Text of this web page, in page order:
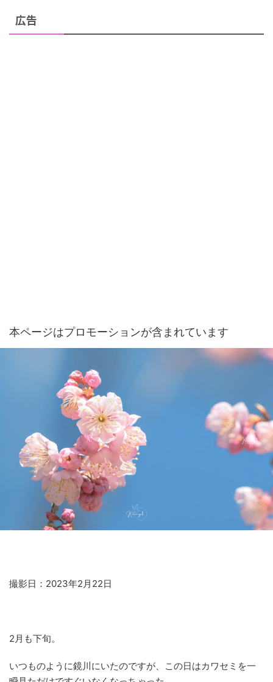
広告
本ページはプロモーションが含まれています
撮影日：2023年2月22日
2月も下旬。
いつものように鏡川にいたのですが、この日はカワセミを一